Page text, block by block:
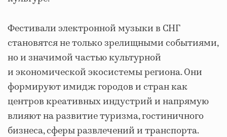
Фестивали электронной музыки в СНГ
становятся не только зрелищными событиями,
но и значимой частью культурной
и экономической экосистемы региона. Они
формируют имидж городов и стран как
центров креативных индустрий и напрямую
влияют на развитие туризма, гостиничного
бизнеса, сферы развлечений и транспорта.